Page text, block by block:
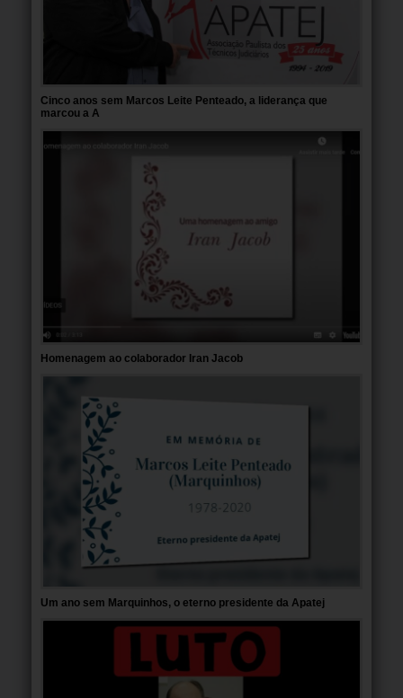
Cinco anos sem Marcos Leite Penteado, a liderança que
marcou a A
Homenagem ao colaborador Iran Jacob
Um ano sem Marquinhos, o eterno presidente da Apatej